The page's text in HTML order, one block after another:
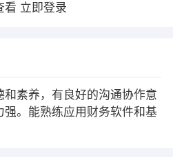
看 立即登录
素养，有良好的沟通协作意
。能熟练应用财务软件和基